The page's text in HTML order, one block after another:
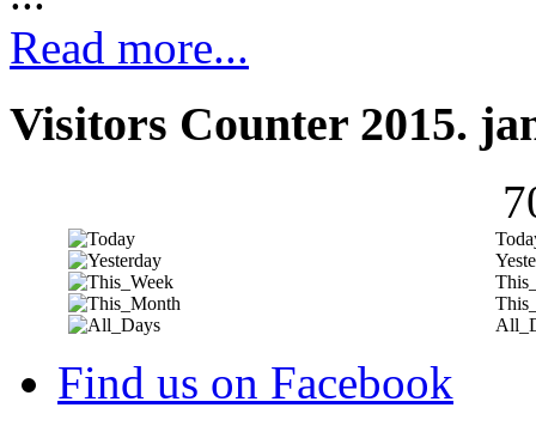
Read more...
Visitors Counter 2015.
Find us on Facebook